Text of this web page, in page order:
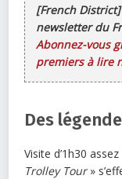
[French
newsletter du
Abonnez-vous
premiers à lire
Des
Visite d’1h30
Trolley Tour»